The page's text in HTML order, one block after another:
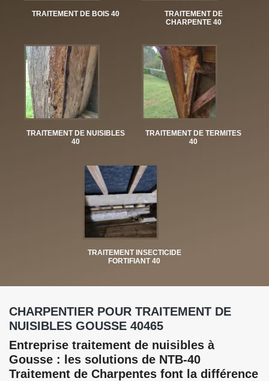
TRAITEMENT DE BOIS 40
TRAITEMENT DE
CHARPENTE 40
TRAITEMENT DE NUISIBLES
40
TRAITEMENT DE TERMITES
40
TRAITEMENT INSECTICIDE
FORTIFIANT 40
CHARPENTIER POUR TRAITEMENT DE
NUISIBLES GOUSSE 40465
Entreprise traitement de nuisibles à
Gousse : les solutions de NTB-40
Traitement de Charpentes font la différence